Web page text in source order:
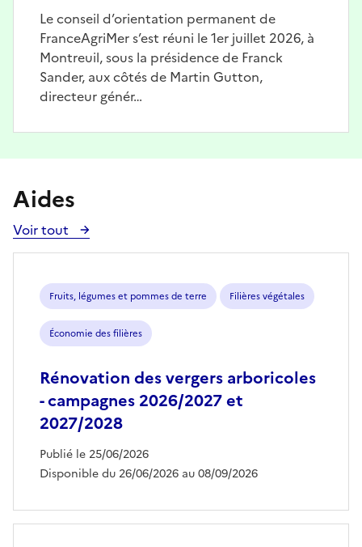
Le conseil d’orientation permanent de
FranceAgriMer s’est réuni le 1er juillet 2026, à
Montreuil, sous la présidence de Franck
Sander, aux côtés de Martin Gutton,
directeur génér…
Aides
Voir tout
Voir
toutes
aides
Fruits, légumes et pommes de terre Filières végétales
Économie des filières
Rénovation des vergers arboricoles
- campagnes 2026/2027 et
2027/2028
Publié le 25/06/2026
Disponible du 26/06/2026 au 08/09/2026